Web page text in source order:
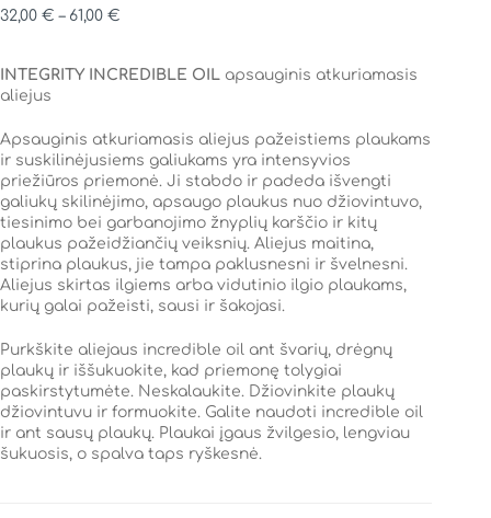
32,00 € – 61,00 €
INTEGRITY INCREDIBLE OIL apsauginis atkuriamasis
aliejus
Apsauginis atkuriamasis aliejus pažeistiems plaukams
ir suskilinėjusiems galiukams yra intensyvios
priežiūros priemonė. Ji stabdo ir padeda išvengti
galiukų skilinėjimo, apsaugo plaukus nuo džiovintuvo,
tiesinimo bei garbanojimo žnyplių karščio ir kitų
plaukus pažeidžiančių veiksnių. Aliejus maitina,
stiprina plaukus, jie tampa paklusnesni ir švelnesni.
Aliejus skirtas ilgiems arba vidutinio ilgio plaukams,
kurių galai pažeisti, sausi ir šakojasi.
Purkškite aliejaus incredible oil ant švarių, drėgnų
plaukų ir iššukuokite, kad priemonę tolygiai
paskirstytumėte. Neskalaukite. Džiovinkite plaukų
džiovintuvu ir formuokite. Galite naudoti incredible oil
ir ant sausų plaukų. Plaukai įgaus žvilgesio, lengviau
šukuosis, o spalva taps ryškesnė.